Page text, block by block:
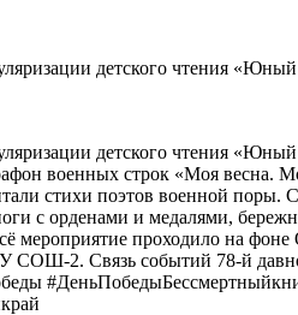
детского чтения «Юный
детского чтения «Юный
военных строк «Моя весна.
стихи поэтов военной поры.
с орденами и медалями,
мероприятие проходило на
СОШ-2. Связь событий 78-й